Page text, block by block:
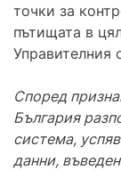
точки за
пътищата в
Според
България
система,
данни,